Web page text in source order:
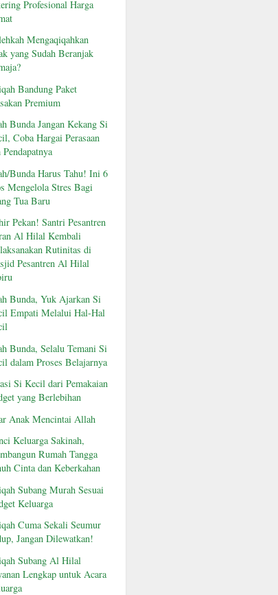
Profesional Harga
Mengaqiqahkan
yang Sudah Beranjak
Bandung Paket
Premium
Bunda Jangan Kekang Si
Coba Hargai Perasaan
Pendapatnya
Bunda Harus Tahu! Ini 6
Mengelola Stres Bagi
Tua Baru
Pekan! Santri Pesantren
Al Hilal Kembali
Rutinitas di
Pesantren Al Hilal
Bunda, Yuk Ajarkan Si
Empati Melalui Hal-Hal
Bunda, Selalu Temani Si
dalam Proses Belajarnya
Si Kecil dari Pemakaian
yang Berlebihan
Anak Mencintai Allah
Keluarga Sakinah,
Rumah Tangga
Cinta dan Keberkahan
Subang Murah Sesuai
Keluarga
Cuma Sekali Seumur
Jangan Dilewatkan!
Subang Al Hilal
Lengkap untuk Acara